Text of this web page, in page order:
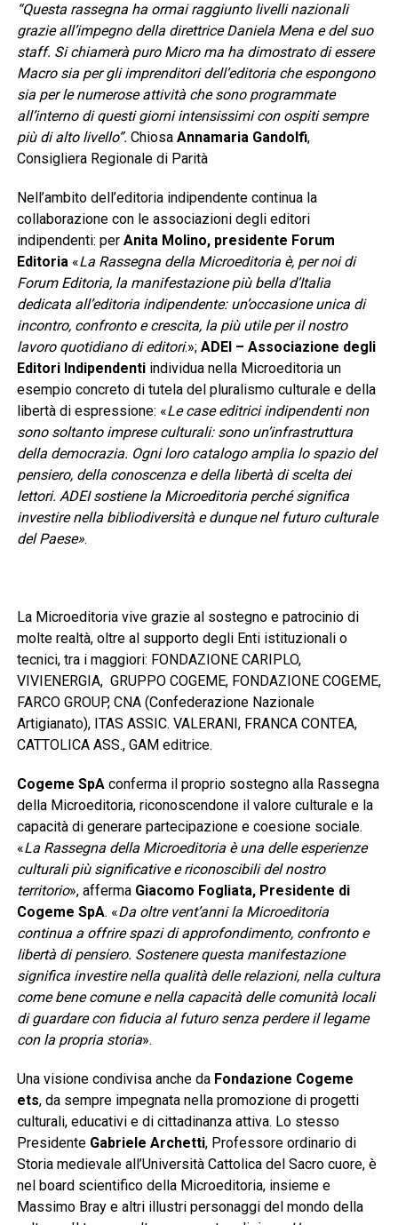
“Questa rassegna ha ormai raggiunto livelli nazionali
grazie all’impegno della direttrice Daniela Mena e del suo
staff. Si chiamerà puro Micro ma ha dimostrato di essere
Macro sia per gli imprenditori dell’editoria che espongono
sia per le numerose attività che sono programmate
all’interno di questi giorni intensissimi con ospiti sempre
più di alto livello”. Chiosa Annamaria Gandolfi,
Consigliera Regionale di Parità
Nell’ambito dell’editoria indipendente continua la
collaborazione con le associazioni degli editori
indipendenti: per Anita Molino, presidente Forum
Editoria «La Rassegna della Microeditoria è, per noi di
Forum Editoria, la manifestazione più bella d’Italia
dedicata all’editoria indipendente: un’occasione unica di
incontro, confronto e crescita, la più utile per il nostro
lavoro quotidiano di editori.»; ADEI – Associazione degli
Editori Indipendentiindividua nella Microeditoria un
esempio concreto di tutela del pluralismo culturale e della
libertà di espressione: «Le case editrici indipendenti non
sono soltanto imprese culturali: sono un’infrastruttura
della democrazia. Ogni loro catalogo amplia lo spazio del
pensiero, della conoscenza e della libertà di scelta dei
lettori. ADEI sostiene la Microeditoria perché significa
investire nella bibliodiversità e dunque nel futuro culturale
del Paese».
La Microeditoria vive grazie al sostegno e patrocinio di
molte realtà, oltre al supporto degli Enti istituzionali o
tecnici, tra i maggiori: FONDAZIONE CARIPLO,
VIVIENERGIA, GRUPPO COGEME, FONDAZIONE COGEME,
FARCO GROUP, CNA (Confederazione Nazionale
Artigianato), ITAS ASSIC. VALERANI, FRANCA CONTEA,
CATTOLICA ASS., GAM editrice.
Cogeme SpAconferma il proprio sostegno alla Rassegna
della Microeditoria, riconoscendone il valore culturale e la
capacità di generare partecipazione e coesione sociale.
«La Rassegna della Microeditoria è una delle esperienze
culturali più significative e riconoscibili del nostro
territorio», afferma Giacomo Fogliata, Presidente di
Cogeme SpA. «Da oltre vent’anni la Microeditoria
continua a offrire spazi di approfondimento, confronto e
libertà di pensiero. Sostenere questa manifestazione
significa investire nella qualità delle relazioni, nella cultura
come bene comune e nella capacità delle comunità locali
di guardare con fiducia al futuro senza perdere il legame
con la propria storia».
Una visione condivisa anche da Fondazione Cogeme
ets, da sempre impegnata nella promozione di progetti
culturali, educativi e di cittadinanza attiva. Lo stesso
Presidente Gabriele Archetti, Professore ordinario di
Storia medievale all’Università Cattolica del Sacro cuore, è
nel board scientifico della Microeditoria, insieme e
Massimo Bray e altri illustri personaggi del mondo della